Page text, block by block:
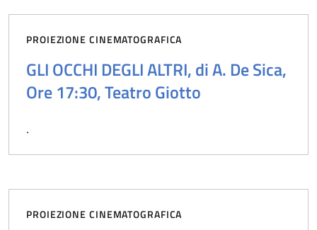
PROIEZIONE CINEMATOGRAFICA
GLI OCCHI DEGLI ALTRI, di A. De Sica,
Ore 17:30, Teatro Giotto
.
PROIEZIONE CINEMATOGRAFICA